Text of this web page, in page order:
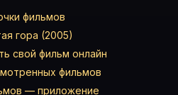
фильмов
гора (2005)
свой фильм онлайн
фильмов
— приложение